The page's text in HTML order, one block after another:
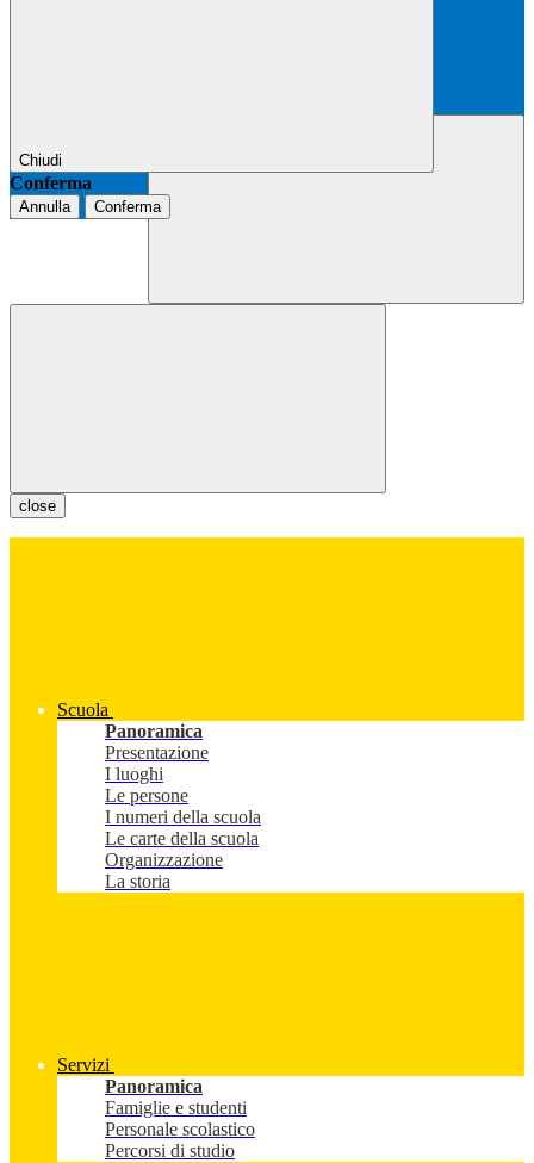
Chiudi
Conferma
Annulla Conferma
close
Scuola
Panoramica
Presentazione
I luoghi
Le persone
I numeri della scuola
Le carte della scuola
Organizzazione
La storia
Servizi
Panoramica
Famiglie e studenti
Personale scolastico
Percorsi di studio